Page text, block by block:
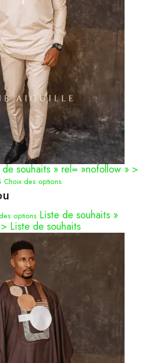
de souhaits » rel= »nofollow » >
Choix des options
options Liste de souhaits »
Liste de souhaits